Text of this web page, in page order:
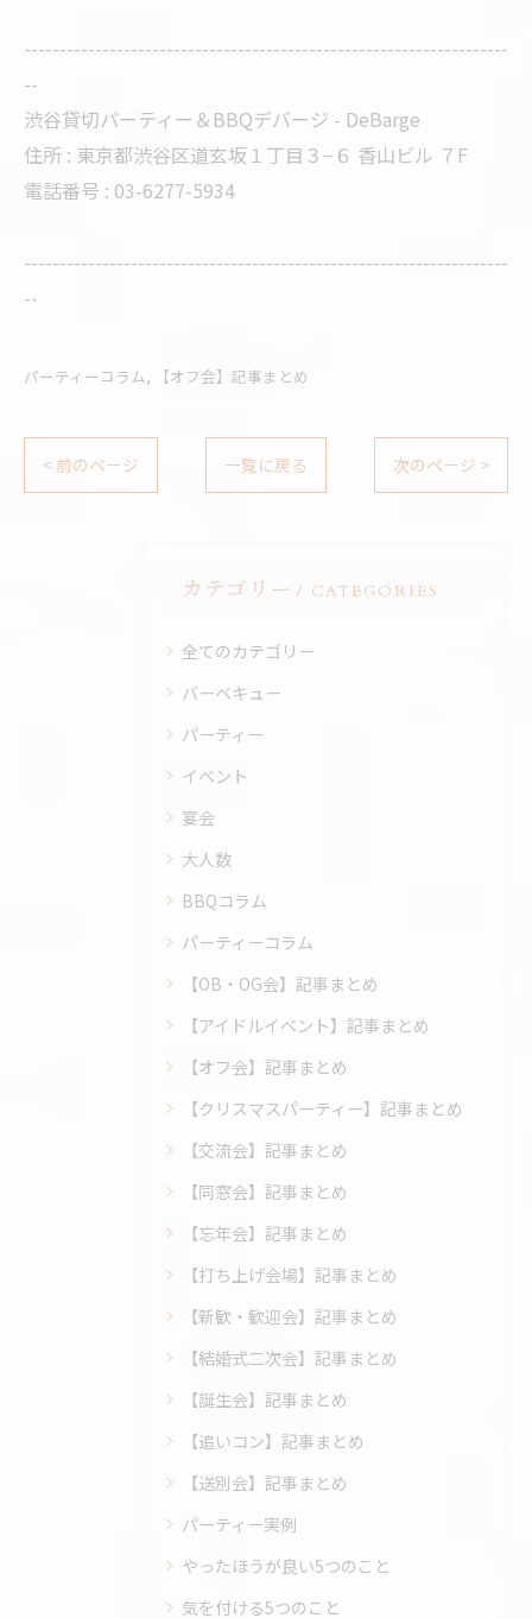
--------------------------------------------------------------------
--
渋谷貸切パーティー＆BBQデバージ - DeBarge
住所 : 東京都渋谷区道玄坂１丁目３−６ 香山ビル ７F
電話番号 : 03-6277-5934
--------------------------------------------------------------------
--
パーティーコラム 【オフ会】記事まとめ
< 前のページ 一覧に戻る 次のページ >
カテゴリー CATEGORIES
全てのカテゴリー
バーベキュー
パーティー
イベント
宴会
大人数
BBQコラム
パーティーコラム
【OB・OG会】記事まとめ
【アイドルイベント】記事まとめ
【オフ会】記事まとめ
【クリスマスパーティー】記事まとめ
【交流会】記事まとめ
【同窓会】記事まとめ
【忘年会】記事まとめ
【打ち上げ会場】記事まとめ
【新歓・歓迎会】記事まとめ
【結婚式二次会】記事まとめ
【誕生会】記事まとめ
【追いコン】記事まとめ
【送別会】記事まとめ
パーティー実例
やったほうが良い5つのこと
気を付ける5つのこと